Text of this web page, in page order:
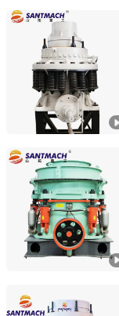
Henan Santmach
Henan, China
Henan Santmach
Henan, China
Henan Santmach